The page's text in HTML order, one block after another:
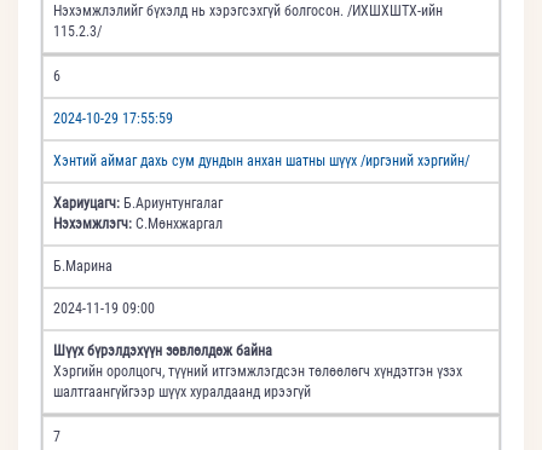
Нэхэмжлэлийг бүхэлд нь хэрэгсэхгүй болгосон. /ИХШХШТХ-ийн
115.2.3/
6
2024-10-29 17:55:59
Хэнтий аймаг дахь сум дундын анхан шатны шүүх /иргэний хэргийн/
Хариуцагч: Б.Ариунтунгалаг
Нэхэмжлэгч: С.Мөнхжаргал
Б.Марина
2024-11-19 09:00
Шүүх бүрэлдэхүүн зөвлөлдөж байна
Хэргийн оролцогч, түүний итгэмжлэгдсэн төлөөлөгч хүндэтгэн үзэх
шалтгаангүйгээр шүүх хуралдаанд ирээгүй
7